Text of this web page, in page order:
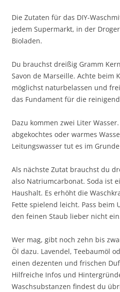
Die Zutaten für das DIY-
jedem Supermarkt, in der
Bioladen.
Du brauchst dreißig Gramm
Savon de Marseille. Achte beim
möglichst naturbelassen und
das Fundament für die
Dazu kommen zwei Liter
abgekochtes oder warmes
Leitungswasser tut es im
Als nächste Zutat brauchst du
also Natriumcarbonat. Soda ist
Haushalt. Es erhöht die
Fette spielend leicht. Pass beim
den feinen Staub lieber nicht
Wer mag, gibt noch zehn bis
Öl dazu. Lavendel, Teebaumöl
einen dezenten und frischen
Hilfreiche Infos und
Waschsubstanzen findest du